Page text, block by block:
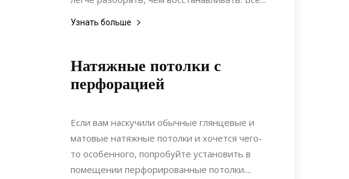
Узнать больше
Натяжные потолки с
перфорацией
30.08.2021
Если вам наскучили обычные глянцевые и
матовые натяжные потолки и хочется чего-
то особенного, попробуйте установить в
помещении перфорированные потолки....